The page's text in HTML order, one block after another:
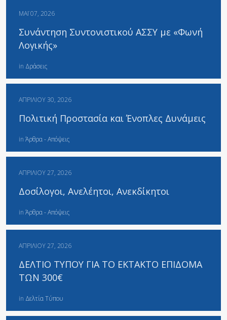
ΜΆΙ 07, 2026
Συνάντηση Συντονιστικού ΑΣΣΥ με «Φωνή
Λογικής»
in Δράσεις
ΑΠΡΙΛΊΟΥ 30, 2026
Πολιτική Προστασία και Ένοπλες Δυνάμεις
in Άρθρα - Απόψεις
ΑΠΡΙΛΊΟΥ 27, 2026
Δοσίλογοι, Ανελέητοι, Ανεκδίκητοι
in Άρθρα - Απόψεις
ΑΠΡΙΛΊΟΥ 27, 2026
ΔΕΛΤΙΟ ΤΥΠΟΥ ΓΙΑ ΤΟ ΕΚΤΑΚΤΟ ΕΠΙΔΟΜΑ
ΤΩΝ 300€
in Δελτία Τύπου